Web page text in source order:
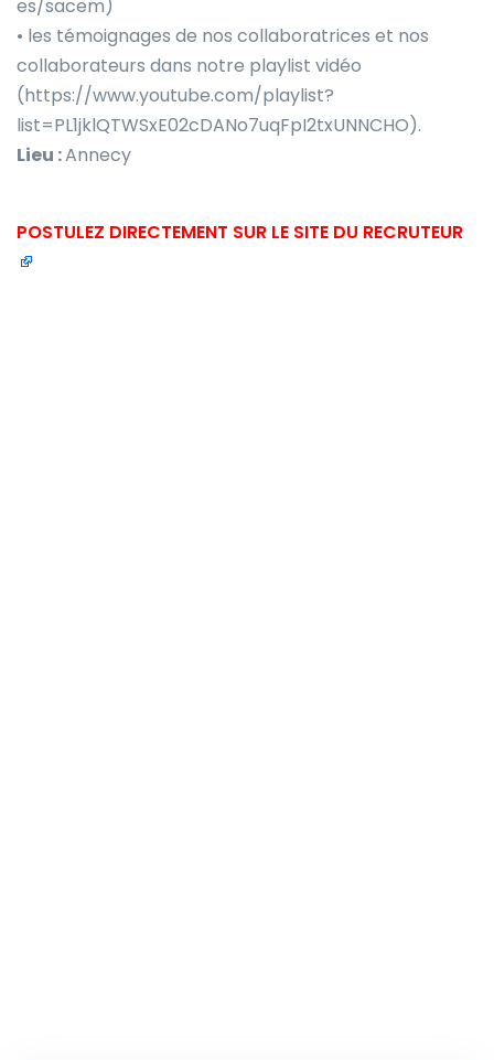
es/sacem)
• les témoignages de nos collaboratrices et nos
collaborateurs dans notre playlist vidéo
(https://www.youtube.com/playlist?
list=PL1jklQTWSxE02cDANo7uqFpI2txUNNCHO).
Lieu :Annecy
POSTULEZ DIRECTEMENT SUR LE SITE DU RECRUTEUR